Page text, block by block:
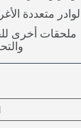
لوادر متعددة
ملحقات أخرى